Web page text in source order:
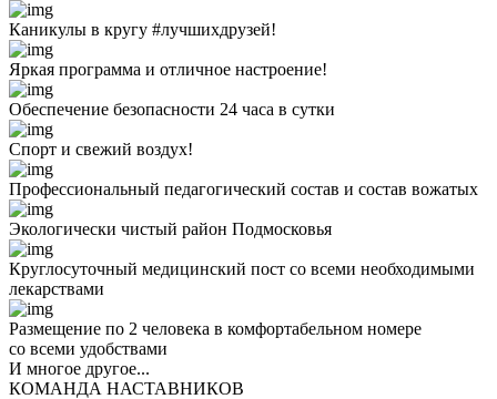
Каникулы в кругу #лучшихдрузей!
Яркая программа и отличное настроение!
Обеспечение безопасности 24 часа в сутки
Спорт и свежий воздух!
Профессиональный педагогический состав и состав вожатых
Экологически чистый район Подмосковья
Круглосуточный медицинский пост со всеми необходимыми
лекарствами
Размещение по 2 человека в комфортабельном номере
со всеми удобствами
И многое другое...
КОМАНДА НАСТАВНИКОВ